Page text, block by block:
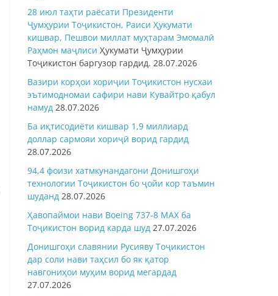
28 июл таҳти раёсати Президенти
Ҷумҳурии Тоҷикистон, Раиси Ҳукумати
кишвар, Пешвои миллат муҳтарам Эмомалӣ
Раҳмон маҷлиси Ҳукумати Ҷумҳурии
Тоҷикистон баргузор гардид. 28.07.2026
Вазири корҳои хориҷии Тоҷикистон нусхаи
эътимодномаи сафири нави Кувайтро қабул
намуд 28.07.2026
Ба иқтисодиёти кишвар 1,9 миллиард
доллар сармояи хориҷӣ ворид гардид
28.07.2026
94,4 фоизи хатмкунандагони Донишгоҳи
технологии Тоҷикистон бо ҷойи кор таъмин
шуданд 28.07.2026
Ҳавопаймои нави Boeing 737-8 MAX ба
Тоҷикистон ворид карда шуд 27.07.2026
Донишгоҳи славянии Русияву Тоҷикистон
дар соли нави таҳсил бо як қатор
навгониҳои муҳим ворид мегардад
27.07.2026